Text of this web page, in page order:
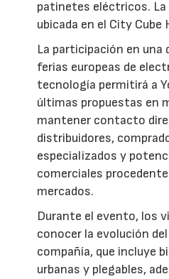
patinetes eléctricos. La
ubicada en el City Cube
La participación en una
ferias europeas de
tecnología permitirá a
últimas propuestas en
mantener contacto
distribuidores,
especializados y
comerciales
mercados.
Durante el evento, los
conocer la evolución
compañía, que incluye
urbanas y plegables,